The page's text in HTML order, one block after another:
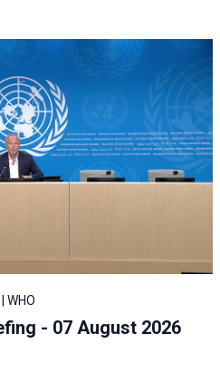
WHO
- 07 August 2026